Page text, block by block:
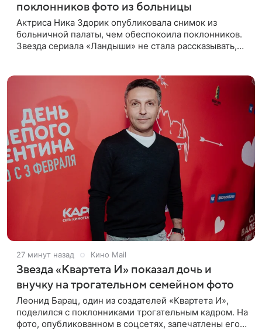
поклонников фото из больницы
Актриса Ника Здорик опубликовала снимок из
больничной палаты, чем обеспокоила поклонников.
Звезда сериала «Ландыши» не стала рассказывать,
27 минут назад Кино Mail
Звезда «Квартета И» показал дочь и
внучку на трогательном семейном фото
Леонид Барац, один из создателей «Квартета И»,
поделился с поклонниками трогательным кадром. На
фото, опубликованном в соцсетях, запечатлены его